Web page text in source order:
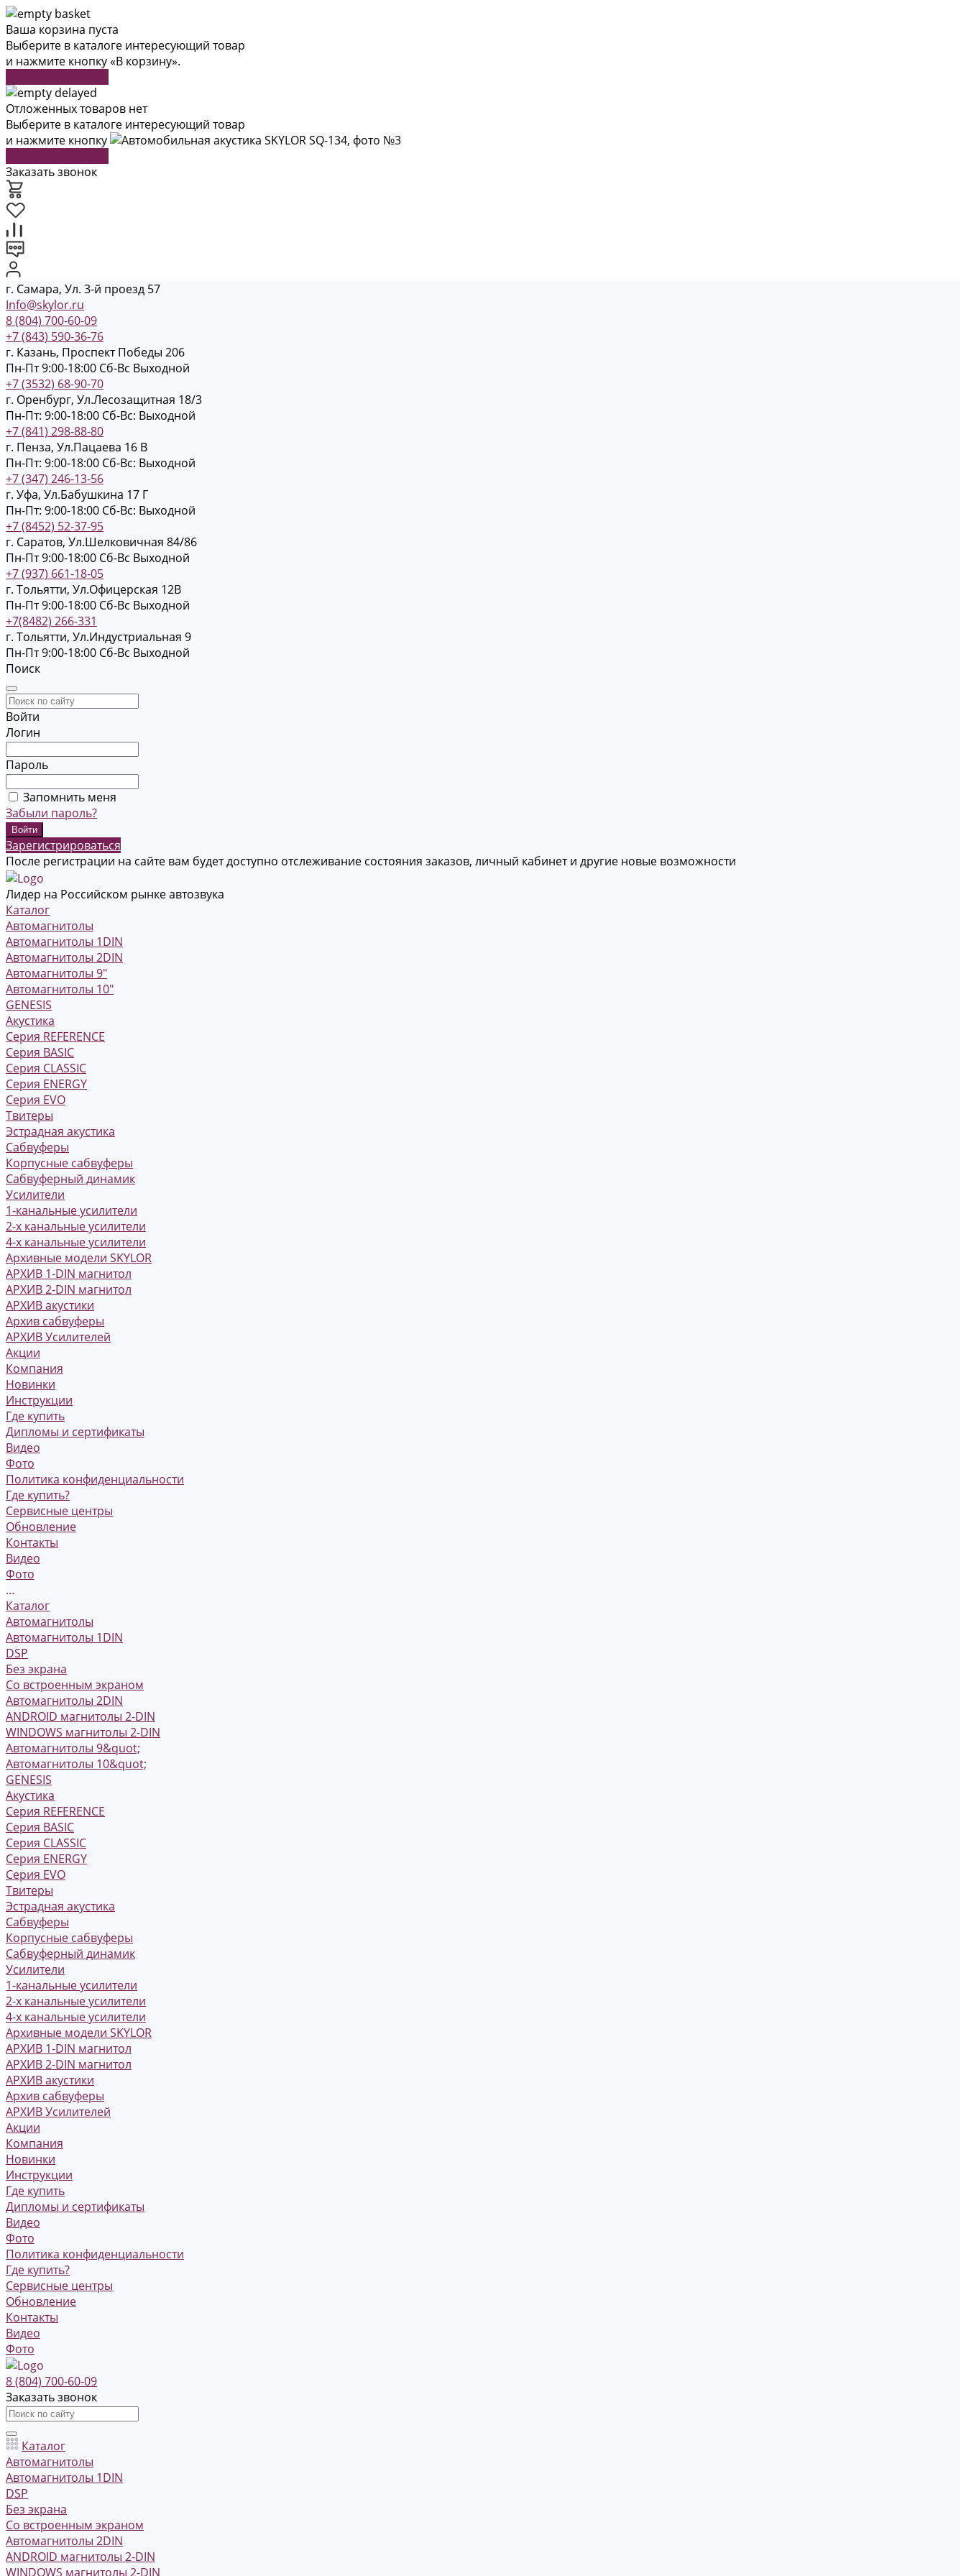
Ваша корзина пуста
Выберите в каталоге интересующий товар
и нажмите кнопку «В корзину».
Отложенных товаров нет
Выберите в каталоге интересующий товар
и нажмите кнопку
Заказать звонок
г. Самара, Ул. 3-й проезд 57
Info@skylor.ru
8 (804) 700-60-09
+7 (843) 590-36-76
г. Казань, Проспект Победы 206
Пн-Пт 9:00-18:00 Cб-Вс Выходной
+7 (3532) 68-90-70
г. Оренбург, Ул.Лесозащитная 18/3
Пн-Пт: 9:00-18:00 Cб-Вс: Выходной
+7 (841) 298-88-80
г. Пенза, Ул.Пацаева 16 В
Пн-Пт: 9:00-18:00 Cб-Вс: Выходной
+7 (347) 246-13-56
г. Уфа, Ул.Бабушкина 17 Г
Пн-Пт: 9:00-18:00 Cб-Вс: Выходной
+7 (8452) 52-37-95
г. Саратов, Ул.Шелковичная 84/86
Пн-Пт 9:00-18:00 Cб-Вс Выходной
+7 (937) 661-18-05
г. Тольятти, Ул.Офицерская 12В
Пн-Пт 9:00-18:00 Cб-Вс Выходной
+7(8482) 266-331
г. Тольятти, Ул.Индустриальная 9
Пн-Пт 9:00-18:00 Cб-Вс Выходной
Поиск
Войти
Логин
Пароль
Запомнить меня
Забыли пароль?
Зарегистрироваться
После регистрации на сайте вам будет доступно отслеживание состояния заказов, личный кабинет и другие новые возможности
Лидер на Российском рынке автозвука
Каталог
Автомагнитолы
Автомагнитолы 1DIN
Автомагнитолы 2DIN
Автомагнитолы 9"
Автомагнитолы 10"
GENESIS
Акустика
Серия REFERENCE
Серия BASIC
Серия CLASSIC
Серия ENERGY
Серия EVO
Твитеры
Эстрадная акустика
Сабвуферы
Корпусные сабвуферы
Сабвуферный динамик
Усилители
1-канальные усилители
2-х канальные усилители
4-х канальные усилители
Архивные модели SKYLOR
АРХИВ 1-DIN магнитол
АРХИВ 2-DIN магнитол
АРХИВ акустики
Архив сабвуферы
АРХИВ Усилителей
Акции
Компания
Новинки
Инструкции
Где купить
Дипломы и сертификаты
Видео
Фото
Политика конфиденциальности
Где купить?
Сервисные центры
Обновление
Контакты
Видео
Фото
...
Каталог
Автомагнитолы
Автомагнитолы 1DIN
DSP
Без экрана
Со встроенным экраном
Автомагнитолы 2DIN
ANDROID магнитолы 2-DIN
WINDOWS магнитолы 2-DIN
Автомагнитолы 9&quot;
Автомагнитолы 10&quot;
GENESIS
Акустика
Серия REFERENCE
Серия BASIC
Серия CLASSIC
Серия ENERGY
Серия EVO
Твитеры
Эстрадная акустика
Сабвуферы
Корпусные сабвуферы
Сабвуферный динамик
Усилители
1-канальные усилители
2-х канальные усилители
4-х канальные усилители
Архивные модели SKYLOR
АРХИВ 1-DIN магнитол
АРХИВ 2-DIN магнитол
АРХИВ акустики
Архив сабвуферы
АРХИВ Усилителей
Акции
Компания
Новинки
Инструкции
Где купить
Дипломы и сертификаты
Видео
Фото
Политика конфиденциальности
Где купить?
Сервисные центры
Обновление
Контакты
Видео
Фото
8 (804) 700-60-09
Заказать звонок
Каталог
Автомагнитолы
Автомагнитолы 1DIN
DSP
Без экрана
Со встроенным экраном
Автомагнитолы 2DIN
ANDROID магнитолы 2-DIN
WINDOWS магнитолы 2-DIN